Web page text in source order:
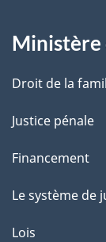
e
Ministère
Droit de la
Justice pénale
Financement
Le système de
Lois